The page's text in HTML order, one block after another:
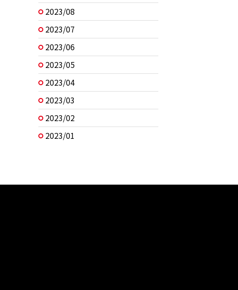
2023/08
2023/07
2023/06
2023/05
2023/04
2023/03
2023/02
2023/01